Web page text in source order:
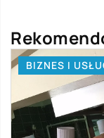
LAJFSTAJL